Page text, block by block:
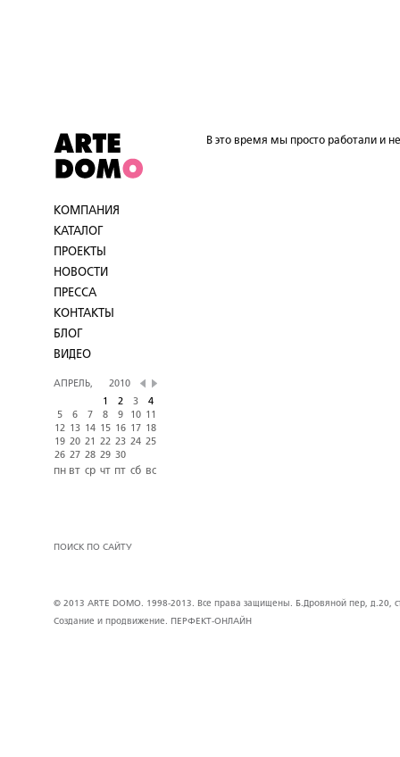
КОМПАНИЯ
КАТАЛОГ
ПРОЕКТЫ
НОВОСТИ
ПРЕССА
КОНТАКТЫ
БЛОГ
ВИДЕО
АПРЕЛЬ,
2010
1
2 3
4
5
6 7 8 9 10
11
12 13 14 15 16 17
18
19 20 21 22 23 24 25
26 27 28 29 30
пн вт ср чт пт сб вс
ПОИСК ПО САЙТУ
В это время мы просто работали и
© 2013 ARTE DOMO. 1998-2013. Все права защищены. Б.Дровяной пер, д.20,
Создание и продвижение.
ПЕРФЕКТ-ОНЛАЙН